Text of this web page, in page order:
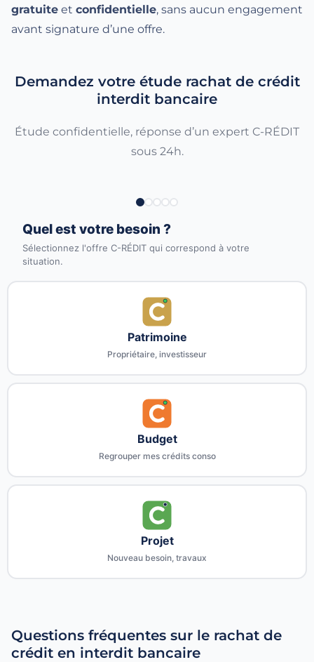
gratuite et confidentielle, sans aucun engagement
avant signature d’une offre.
Demandez votre étude rachat de crédit
interdit bancaire
Étude confidentielle, réponse d’un expert C-RÉDIT
sous 24h.
Quel est votre besoin ?
Sélectionnez l'offre C-RÉDIT qui correspond à votre
situation.
Patrimoine
Propriétaire, investisseur
Budget
Regrouper mes crédits conso
Projet
Nouveau besoin, travaux
Questions fréquentes sur le rachat de
crédit en interdit bancaire